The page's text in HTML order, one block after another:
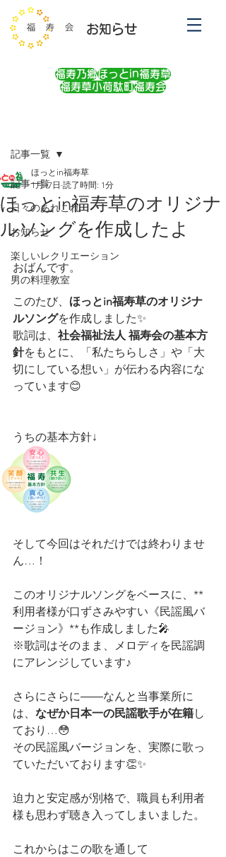
お知らせ
福寿乃郷ほっとin福寿草
福寿草小荷駄町福寿会
記事一覧
日々のあれこれ
お知らせ
楽しいレクリエーション
男の料理教室
記事一覧
ほっとin福寿草のオリジナ
ルソングを作成したよ
ほっとin福寿草
1月17日 読了時間: 1分
おばんです。
このたび、 ほっとin福寿草のオリジナ
ルソングを作成しました✨
歌詞は、 社会福祉法人 福寿会の基本方
針をもとに、「私たちらしさ」や「大
切にしている想い」が伝わる内容にな
っています😊
うちの基本方針↓
そして今回はそれだけでは終わりませ
ん…！
このオリジナルソングをベースに、**
利用者様が口ずさみやすい《民謡風バ
ージョン》**も作成しました🎤
※歌詞はそのまま、メロディを民謡調
にアレンジしています♪
さらにさらに――なんと当事業所に
は、 なぜか日本一の民謡歌手が在籍し
ており…😳
その民謡風バージョンを、実際に歌っ
ていただいております👏✨
迫力と安定感が別格で、職員も利用者
様も思わず聴き入ってしまいました。
これからはこの歌を通して